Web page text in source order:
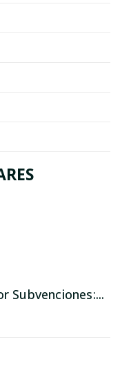
Subvenciones:...